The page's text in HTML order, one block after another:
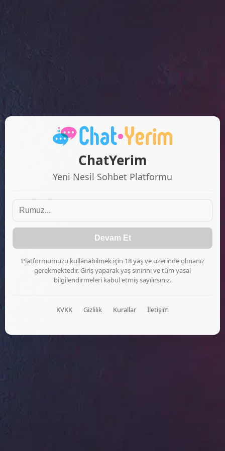
ChatYerim
Yeni Nesil Sohbet Platformu
Devam Et
Platformumuzu kullanabilmek için 18 yaş ve üzerinde olmanız
gerekmektedir. Giriş yaparak yaş sınırını ve tüm yasal
bilgilendirmeleri kabul etmiş sayılırsınız.
KVKK Gizlilik Kurallar İletişim